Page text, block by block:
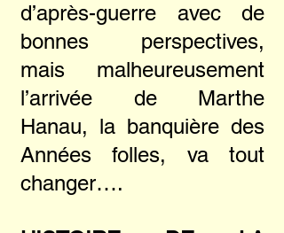
d’après-guerre avec de
bonnes perspectives,
mais malheureusement
l’arrivée de Marthe
Hanau, la banquière des
Années folles, va tout
changer….